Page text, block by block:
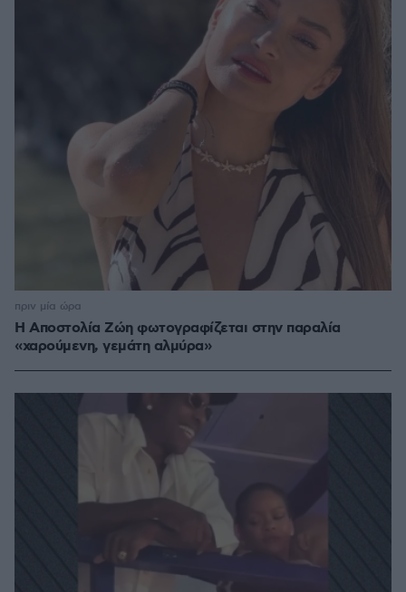
H Αποστολία Ζώη φωτογραφίζεται στην παραλία
«χαρούμενη, γεμάτη αλμύρα»
πριν μία ώρα